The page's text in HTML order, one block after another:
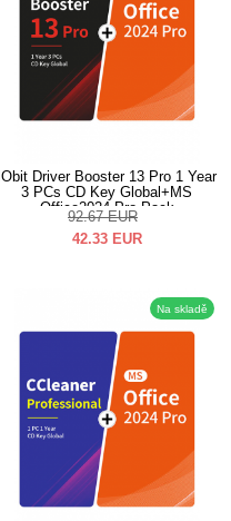
IObit Driver Booster 13 Pro 1 Year
3 PCs CD Key Global+MS
Office2024 Pro Pack
92.67 EUR
42.33 EUR
Na skladě